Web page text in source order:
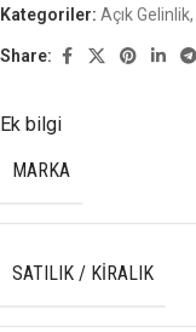
Kategoriler: Açık Gelinlik,
Share:
Ek bilgi
MARKA
SATILIK / KIRALIK